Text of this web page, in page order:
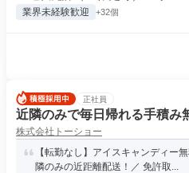
業界未経験歓迎 +32個
正社員
近隣のみで毎日帰れる手積み
株式会社トーショー
【転勤なし】アイスキャンディー
隣のみの近距離配送！／ 免許取...